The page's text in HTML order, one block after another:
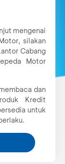
mengenai
silakan
Cabang
Motor
dan
Kredit
untuk